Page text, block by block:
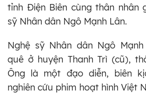
tỉnh Điện Biên cùng thân nhân
sỹ Nhân dân Ngô Mạnh Lân.
Nghệ sỹ Nhân dân Ngô Mạnh
quê ở huyện Thanh Trì (cũ),
Ông là một đạo diễn, biên
nghiên cứu phim hoạt hình Việt